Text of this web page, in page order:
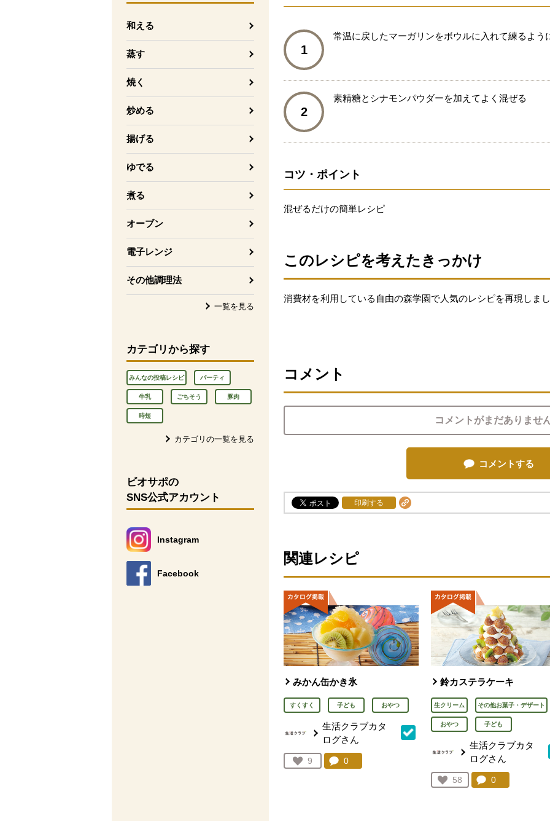
和える
蒸す
焼く
炒める
揚げる
ゆでる
煮る
オーブン
電子レンジ
その他調理法
一覧を見る
カテゴリから探す
みんなの投稿レシピ パーティ
牛乳 ごちそう 豚肉
時短
カテゴリの一覧を見る
ビオサポの
SNS公式アカウント
Instagram
別のウィンドウで開きます。
Facebook
別のウィンドウで開きます。
1
常温に戻したマーガリンをボウルに入れて練るよう
2
素精糖とシナモンパウダーを加えてよく混ぜる
コツ・ポイント
混ぜるだけの簡単レシピ
このレシピを考えたきっかけ
消費材を利用している自由の森学園で人気のレシピを再現しま
コメント
コメントがまだありません
コメントする
印刷する
関連レシピ
みかん缶かき氷
すくすく 子ども おやつ
生活クラブカタ
ログさん
お気に入り登録：
9
人が登録
コメント：
0
鈴カステラケーキ
生クリーム その他お菓子・デザート
おやつ 子ども
生活クラブカタ
ログさん
お気に入り登録：
58
人が登録
コメント：
0件。コメント